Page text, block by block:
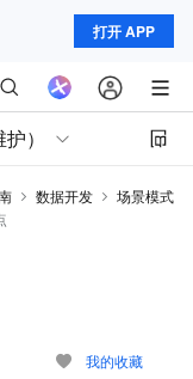
打开 APP
）
数据开发
场景模式
我的收藏